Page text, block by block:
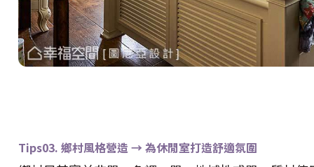
Tips03. 鄉村風格營造 → 為休閒室打造舒適氛圍